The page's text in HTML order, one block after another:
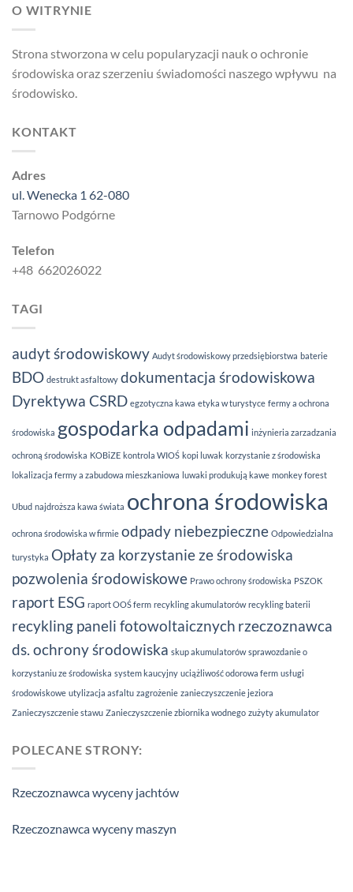
O WITRYNIE
Strona stworzona w celu popularyzacji nauk o ochronie
środowiska oraz szerzeniu świadomości naszego wpływu na
środowisko.
KONTAKT
Adres
ul. Wenecka 1 62-080
Tarnowo Podgórne
Telefon
+48 662026022
TAGI
audyt środowiskowy Audyt środowiskowy przedsiębiorstwa baterie
BDO destrukt asfaltowy dokumentacja środowiskowa
Dyrektywa CSRD egzotyczna kawa etyka w turystyce fermy a ochrona
środowiska gospodarka odpadami inżynieria zarzadzania
ochroną środowiska KOBiZE kontrola WIOŚ kopi luwak korzystanie z środowiska
lokalizacja fermy a zabudowa mieszkaniowa luwaki produkują kawe monkey forest
Ubud najdroższa kawa świata ochrona środowiska
ochrona środowiska w firmie odpady niebezpieczne Odpowiedzialna
turystyka Opłaty za korzystanie ze środowiska
pozwolenia środowiskowe Prawo ochrony środowiska PSZOK
raport ESG raport OOŚ ferm recykling akumulatorów recykling baterii
recykling paneli fotowoltaicznych rzeczoznawca
ds. ochrony środowiska skup akumulatorów sprawozdanie o
korzystaniu ze środowiska system kaucyjny uciążliwość odorowa ferm usługi
środowiskowe utylizacja asfaltu zagrożenie zanieczyszczenie jeziora
Zanieczyszczenie stawu Zanieczyszczenie zbiornika wodnego zużyty akumulator
POLECANE STRONY:
Rzeczoznawca wyceny jachtów
Rzeczoznawca wyceny maszyn